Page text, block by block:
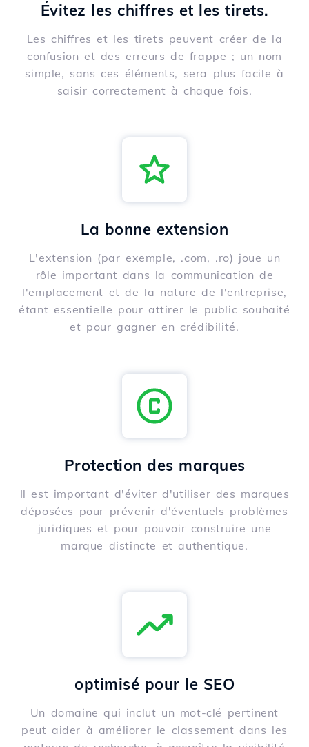
Évitez les chiffres et les tirets.
Les chiffres et les tirets peuvent créer de la
confusion et des erreurs de frappe ; un nom
simple, sans ces éléments, sera plus facile à
saisir correctement à chaque fois.
La bonne extension
L'extension (par exemple, .com, .ro) joue un
rôle important dans la communication de
l'emplacement et de la nature de l'entreprise,
étant essentielle pour attirer le public souhaité
et pour gagner en crédibilité.
Protection des marques
Il est important d'éviter d'utiliser des marques
déposées pour prévenir d'éventuels problèmes
juridiques et pour pouvoir construire une
marque distincte et authentique.
optimisé pour le SEO
Un domaine qui inclut un mot-clé pertinent
peut aider à améliorer le classement dans les